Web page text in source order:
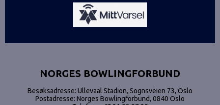
NORGES BOWLINGFORBUND
Besøksadresse: Ullevaal Stadion, Sognsveien 73, Oslo
Postadresse: Norges Bowlingforbund, 0840 Oslo